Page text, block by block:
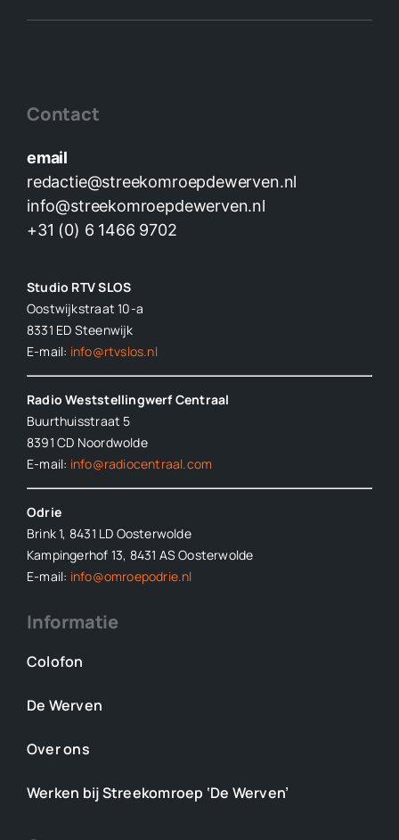
Contact
email
redactie@streekomroepdewerven.nl
info@streekomroepdewerven.nl
+31 (0) 6 1466 9702
Studio RTV SLOS
Oostwijkstraat 10-a
8331 ED Steenwijk
E-mail: info@rtvslos.nl
Radio Weststellingwerf Centraal
Buurthuisstraat 5
8391 CD Noordwolde
E-mail: info@radiocentraal.com
Odrie
Brink 1, 8431 LD Oosterwolde
Kampingerhof 13, 8431 AS Oosterwolde
E-mail: info@omroepodrie.nl
Informatie
Colofon
De Werven
Over ons
Werken bij Streekomroep ‘De Werven’